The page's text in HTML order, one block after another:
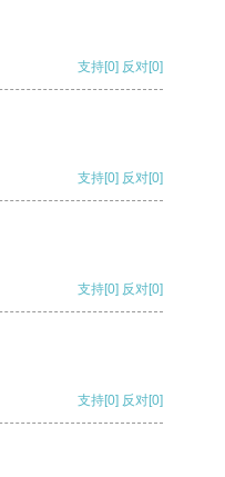
支持[0] 反对[0]
支持[0] 反对[0]
支持[0] 反对[0]
支持[0] 反对[0]